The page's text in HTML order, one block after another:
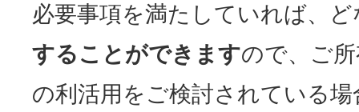
必要事項を満たしていれば、
することができますので、ご
の利活用をご検討されている